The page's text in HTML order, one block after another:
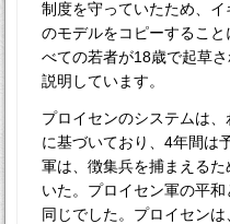
制度を守っていたため、
のモデルをコピーするこ
べての若者が18歳で起草
説明しています。
プロイセンのシステムは
に基づいており、4年間は
軍は、徴集兵を捕まえる
いた。プロイセン軍の平
同じでした。プロイセン